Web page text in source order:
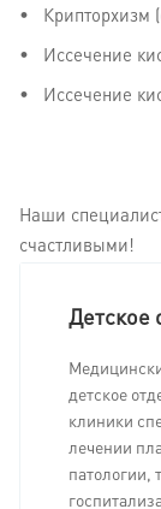
Крипторхизм
Иссечение
Иссечение
Наши
счастливыми!
Детское
детское
клиники
лечении
патологии,